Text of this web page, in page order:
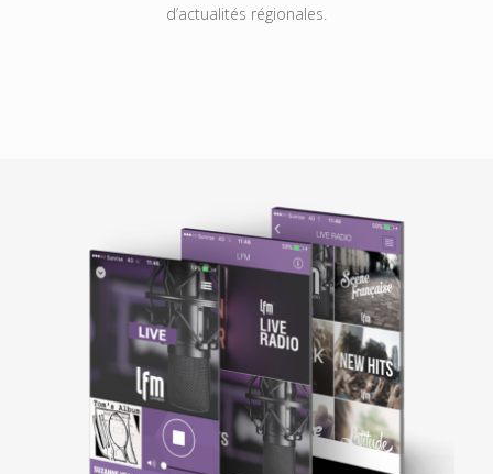
d’actualités régionales.